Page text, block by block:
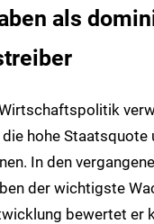
als
hohe Staatsquote
In den
der wichtigste
bewertet er